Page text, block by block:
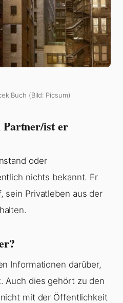
Buch (Bild: Picsum)
Partner/ist er
oder
nichts bekannt. Er
sein Privatleben aus der
Informationen darüber,
Auch dies gehört zu den
mit der Öffentlichkeit